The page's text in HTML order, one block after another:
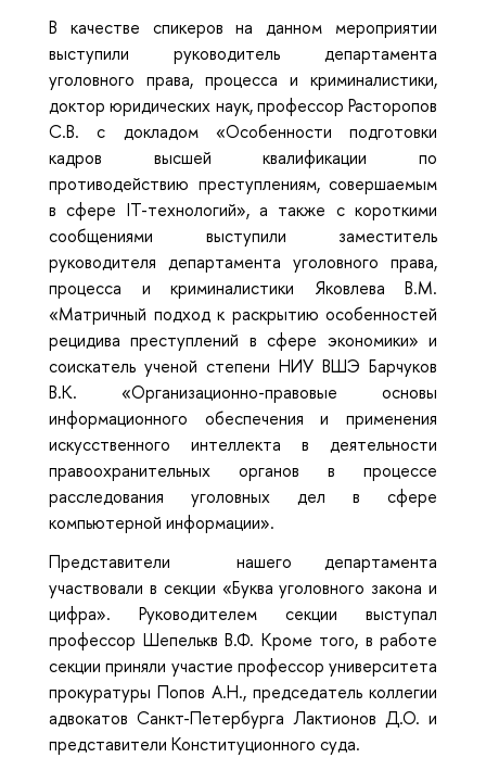
В качестве спикеров на данном мероприятии
выступили руководитель департамента
уголовного права, процесса и криминалистики,
доктор юридических наук, профессор Расторопов
С.В. с докладом «Особенности подготовки
кадров высшей квалификации по
противодействию преступлениям, совершаемым
в сфере IT-технологий», а также с короткими
сообщениями выступили заместитель
руководителя департамента уголовного права,
процесса и криминалистики Яковлева В.М.
«Матричный подход к раскрытию особенностей
рецидива преступлений в сфере экономики» и
соискатель ученой степени НИУ ВШЭ Барчуков
В.К. «Организационно-правовые основы
информационного обеспечения и применения
искусственного интеллекта в деятельности
правоохранительных органов в процессе
расследования уголовных дел в сфере
компьютерной информации».
Представители нашего департамента
участвовали в секции «Буква уголовного закона и
цифра». Руководителем секции выступал
профессор Шепелькв В.Ф. Кроме того, в работе
секции приняли участие профессор университета
прокуратуры Попов А.Н., председатель коллегии
адвокатов Санкт-Петербурга Лактионов Д.О. и
представители Конституционного суда.